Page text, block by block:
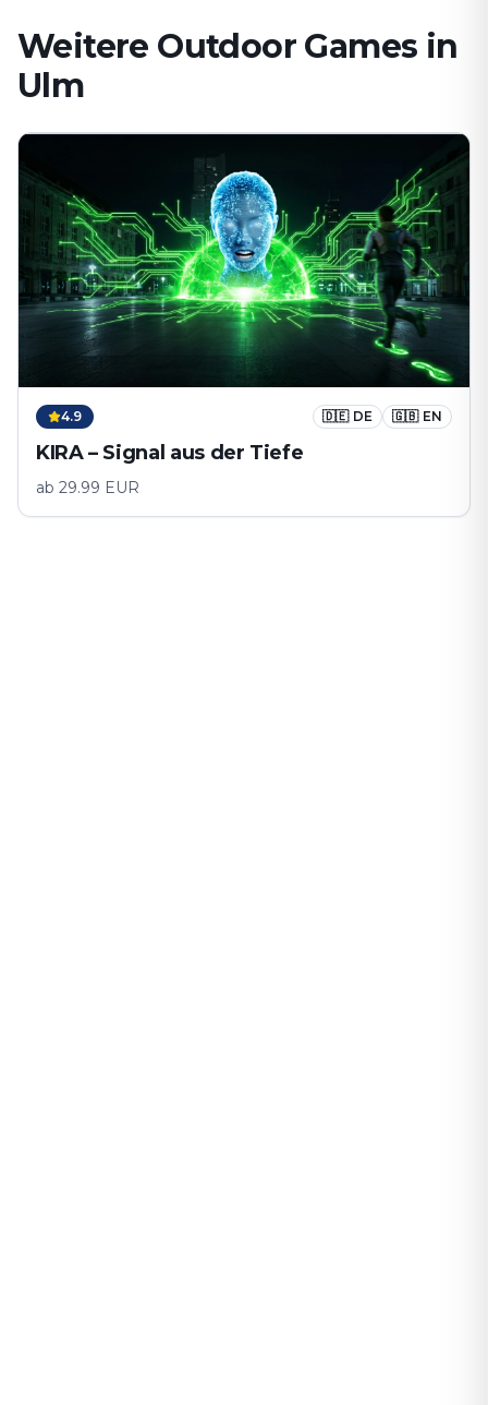
Weitere Outdoor Games in
Ulm
4.9 🇩🇪 DE 🇬🇧 EN
KIRA – Signal aus der Tiefe
ab 29.99 EUR